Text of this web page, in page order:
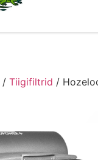
/ Tiigifiltrid /